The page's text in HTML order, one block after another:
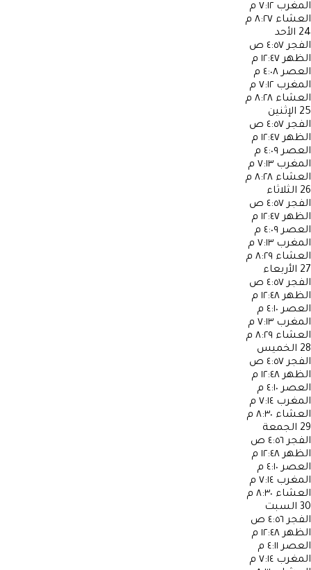
المغرب ٧:١٢ م
العشاء ٨:٢٧ م
24 الأحد
الفجر ٤:٥٧ ص
الظهر ١٢:٤٧ م
العصر ٤:٠٨ م
المغرب ٧:١٢ م
العشاء ٨:٢٨ م
25 الإثنين
الفجر ٤:٥٧ ص
الظهر ١٢:٤٧ م
العصر ٤:٠٩ م
المغرب ٧:١٣ م
العشاء ٨:٢٨ م
26 الثلاثاء
الفجر ٤:٥٧ ص
الظهر ١٢:٤٧ م
العصر ٤:٠٩ م
المغرب ٧:١٣ م
العشاء ٨:٢٩ م
27 الأربعاء
الفجر ٤:٥٧ ص
الظهر ١٢:٤٨ م
العصر ٤:١٠ م
المغرب ٧:١٣ م
العشاء ٨:٢٩ م
28 الخميس
الفجر ٤:٥٧ ص
الظهر ١٢:٤٨ م
العصر ٤:١٠ م
المغرب ٧:١٤ م
العشاء ٨:٣٠ م
29 الجمعة
الفجر ٤:٥٦ ص
الظهر ١٢:٤٨ م
العصر ٤:١٠ م
المغرب ٧:١٤ م
العشاء ٨:٣٠ م
30 السبت
الفجر ٤:٥٦ ص
الظهر ١٢:٤٨ م
العصر ٤:١١ م
المغرب ٧:١٤ م